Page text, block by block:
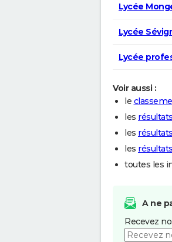
Lycée
Lycée
Lycée
Voir aussi :
le
les
les
les
toutes les
A ne
Recevez